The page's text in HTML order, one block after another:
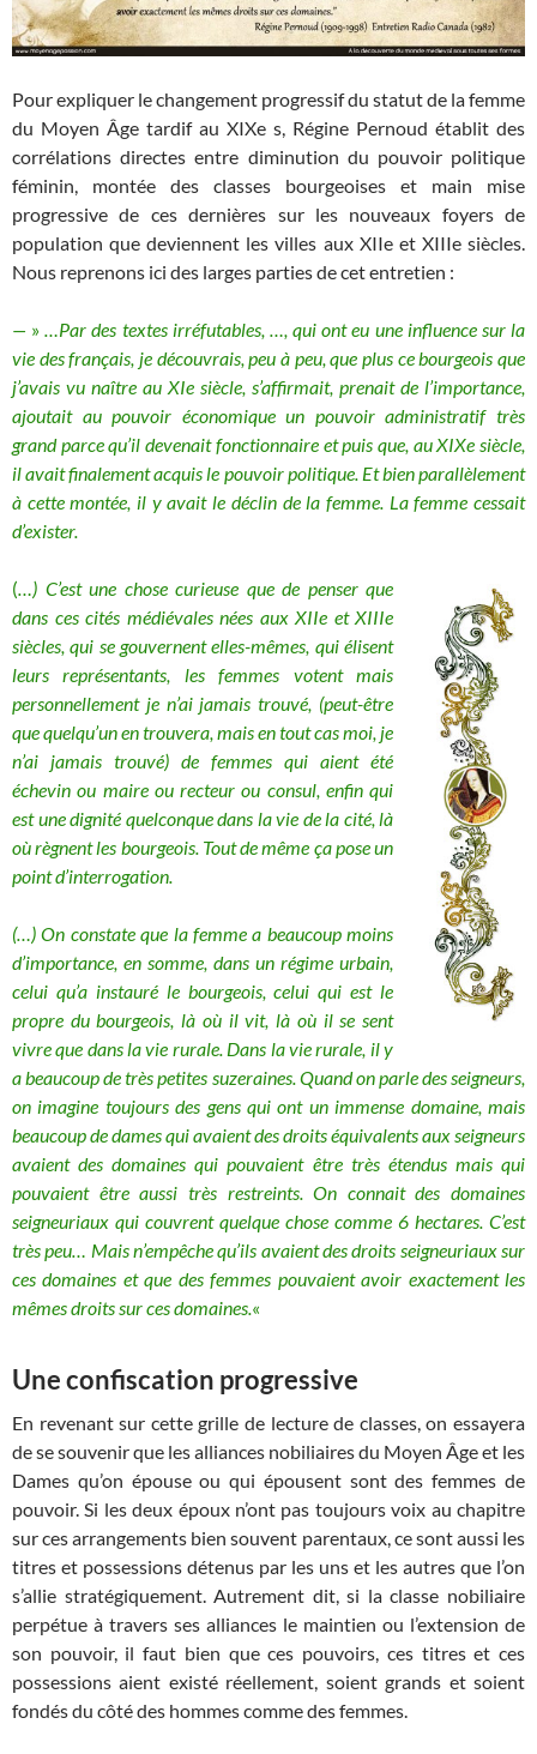
Pour expliquer le changement progressif du statut de la femme
du Moyen Âge tardif au XIXe s, Régine Pernoud établit des
corrélations directes entre diminution du pouvoir politique
féminin, montée des classes bourgeoises et main mise
progressive de ces dernières sur les nouveaux foyers de
population que deviennent les villes aux XIIe et XIIIe siècles.
Nous reprenons ici des larges parties de cet entretien :
— »…Par des textes irréfutables, …, qui ont eu une influence sur la
vie des français, je découvrais, peu à peu, que plus ce bourgeois que
j’avais vu naître au XIe siècle, s’affirmait, prenait de l’importance,
ajoutait au pouvoir économique un pouvoir administratif très
grand parce qu’il devenait fonctionnaire et puis que, au XIXe siècle,
il avait finalement acquis le pouvoir politique. Et bien parallèlement
à cette montée, il y avait le déclin de la femme. La femme cessait
d’exister.
(…) C’est une chose curieuse que de penser que
dans ces cités médiévales nées aux XIIe et XIIIe
siècles, qui se gouvernent elles-mêmes, qui élisent
leurs représentants, les femmes votent mais
personnellement je n’ai jamais trouvé, (peut-être
que quelqu’un en trouvera, mais en tout cas moi, je
n’ai jamais trouvé) de femmes qui aient été
échevin ou maire ou recteur ou consul, enfin qui
est une dignité quelconque dans la vie de la cité, là
où règnent les bourgeois. Tout de même ça pose un
point d’interrogation.
(…) On constate que la femme a beaucoup moins
d’importance, en somme, dans un régime urbain,
celui qu’a instauré le bourgeois, celui qui est le
propre du bourgeois, là où il vit, là où il se sent
vivre que dans la vie rurale. Dans la vie rurale, il y
a beaucoup de très petites suzeraines. Quand on parle des seigneurs,
on imagine toujours des gens qui ont un immense domaine, mais
beaucoup de dames qui avaient des droits équivalents aux seigneurs
avaient des domaines qui pouvaient être très étendus mais qui
pouvaient être aussi très restreints. On connait des domaines
seigneuriaux qui couvrent quelque chose comme 6 hectares. C’est
très peu… Mais n’empêche qu’ils avaient des droits seigneuriaux sur
ces domaines et que des femmes pouvaient avoir exactement les
mêmes droits sur ces domaines.«
Une confiscation progressive
En revenant sur cette grille de lecture de classes, on essayera
de se souvenir que les alliances nobiliaires du Moyen Âge et les
Dames qu’on épouse ou qui épousent sont des femmes de
pouvoir. Si les deux époux n’ont pas toujours voix au chapitre
sur ces arrangements bien souvent parentaux, ce sont aussi les
titres et possessions détenus par les uns et les autres que l’on
s’allie stratégiquement. Autrement dit, si la classe nobiliaire
perpétue à travers ses alliances le maintien ou l’extension de
son pouvoir, il faut bien que ces pouvoirs, ces titres et ces
possessions aient existé réellement, soient grands et soient
fondés du côté des hommes comme des femmes.